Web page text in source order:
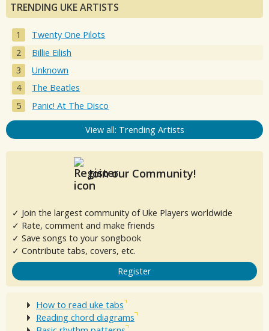
TRENDING UKE ARTISTS
Twenty One Pilots
Billie Eilish
Unknown
The Beatles
Panic! At The Disco
View all: Trending Artists
Join our Community!
✓ Join the largest community of Uke Players worldwide
✓ Rate, comment and make friends
✓ Save songs to your songbook
✓ Contribute tabs, covers, etc.
Register
How to read uke tabs
Reading chord diagrams